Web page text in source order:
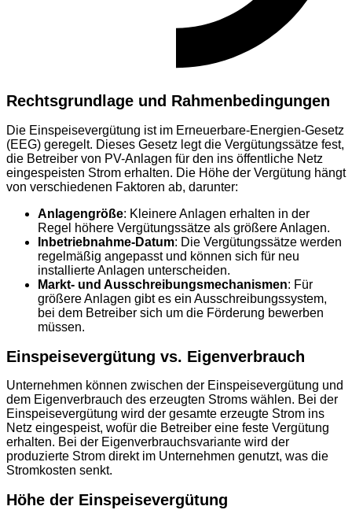
Rechtsgrundlage und Rahmenbedingungen
Die Einspeisevergütung ist im Erneuerbare-Energien-Gesetz
(EEG) geregelt. Dieses Gesetz legt die Vergütungssätze fest,
die Betreiber von PV-Anlagen für den ins öffentliche Netz
eingespeisten Strom erhalten. Die Höhe der Vergütung hängt
von verschiedenen Faktoren ab, darunter:
Anlagengröße: Kleinere Anlagen erhalten in der
Regel höhere Vergütungssätze als größere Anlagen.
Inbetriebnahme-Datum: Die Vergütungssätze werden
regelmäßig angepasst und können sich für neu
installierte Anlagen unterscheiden.
Markt- und Ausschreibungsmechanismen: Für
größere Anlagen gibt es ein Ausschreibungssystem,
bei dem Betreiber sich um die Förderung bewerben
müssen.
Einspeisevergütung vs. Eigenverbrauch
Unternehmen können zwischen der Einspeisevergütung und
dem Eigenverbrauch des erzeugten Stroms wählen. Bei der
Einspeisevergütung wird der gesamte erzeugte Strom ins
Netz eingespeist, wofür die Betreiber eine feste Vergütung
erhalten. Bei der Eigenverbrauchsvariante wird der
produzierte Strom direkt im Unternehmen genutzt, was die
Stromkosten senkt.
Höhe der Einspeisevergütung